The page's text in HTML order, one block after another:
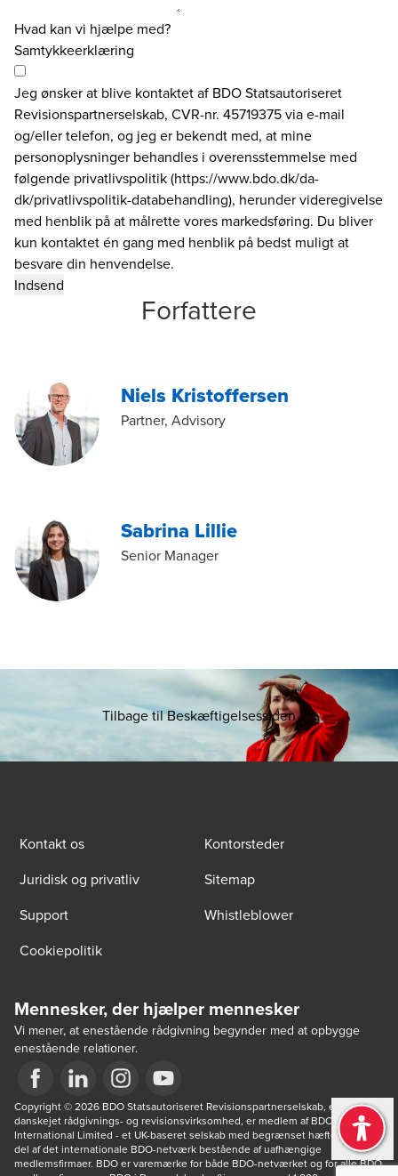
Hvad kan vi hjælpe med?
Samtykkeerklæring
Jeg ønsker at blive kontaktet af BDO Statsautoriseret
Revisionspartnerselskab, CVR-nr. 45719375 via e-mail
og/eller telefon, og jeg er bekendt med, at mine
personoplysninger behandles i overensstemmelse med
følgende privatlivspolitik (https://www.bdo.dk/da-
dk/privatlivspolitik-databehandling), herunder videregivelse
med henblik på at målrette vores markedsføring. Du bliver
kun kontaktet én gang med henblik på bedst muligt at
besvare din henvendelse.
Forfattere
Niels Kristoffersen
Partner, Advisory
Sabrina Lillie
Senior Manager
Tilbage til Beskæftigelsessiden
Kontakt os
Kontorsteder
Juridisk og privatliv
Sitemap
Support
Whistleblower
Cookiepolitik
Mennesker, der hjælper mennesker
Vi mener, at enestående rådgivning begynder med at opbygge
enestående relationer.
Opens in a new window/tab
Opens in a new window/tab
Opens in a new window/tab
Opens in a new window/tab
Copyright © 2026 BDO Statsautoriseret Revisionspartnerselskab, en
danskejet rådgivnings- og revisionsvirksomhed, er medlem af BDO
International Limited - et UK-baseret selskab med begrænset hæftelse - og
del af det internationale BDO-netværk bestående af uafhængige
medlemsfirmaer. BDO er varemærke for både BDO-netværket og for alle BDO